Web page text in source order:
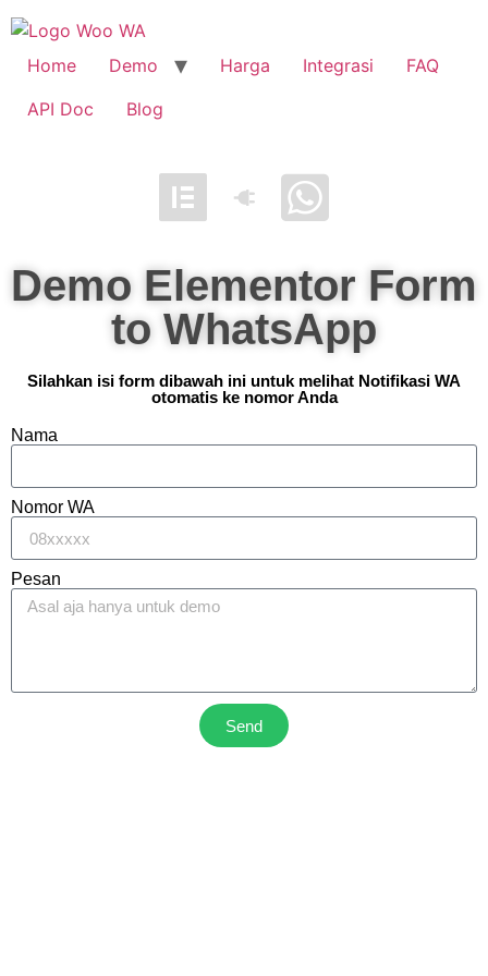
Home Demo Harga Integrasi
FAQ
API Doc
Blog
Demo Elementor Form
to WhatsApp
Silahkan isi form dibawah ini untuk melihat Notifikasi WA
otomatis ke nomor Anda
Nama
Nomor WA
Pesan
Send